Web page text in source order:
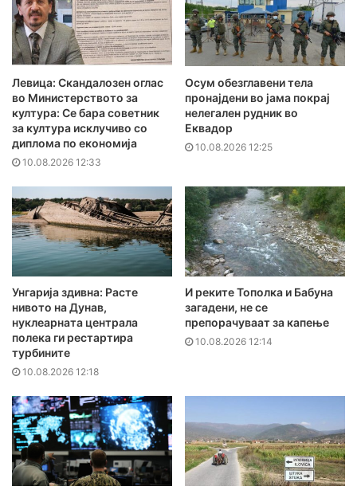
Левица: Скандалозен оглас
во Министерството за
култура: Се бара советник
за култура исклучиво со
диплома по економија
10.08.2026 12:33
Осум обезглавени тела
пронајдени во јама покрај
нелегален рудник во
Еквадор
10.08.2026 12:25
Унгарија здивна: Расте
нивото на Дунав,
нуклеарната централа
полека ги рестартира
турбините
10.08.2026 12:18
И реките Тополка и Бабуна
загадени, не се
препорачуваат за капење
10.08.2026 12:14